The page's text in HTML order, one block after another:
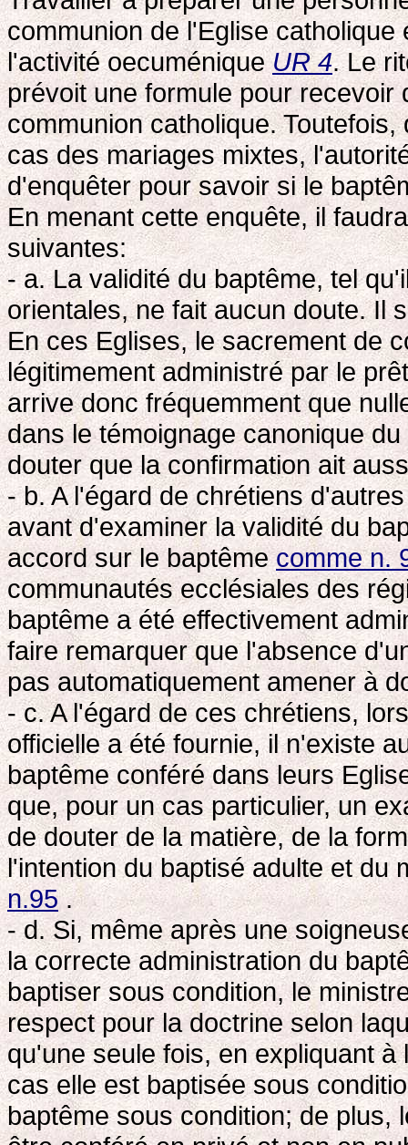
communion de l'Eglise
l'activité oecuméniqueUR 4. Le
prévoit une formule pour
communion catholique.
cas des mariages mixtes,
d'enquêter pour savoir si le
En menant cette enquête, il
suivantes:
- a. La validité du baptême, tel
orientales, ne fait aucun doute. Il
En ces Eglises, le sacrement de
légitimement administré par le
arrive donc fréquemment que
dans le témoignage canonique
douter que la confirmation ait
- b. A l'égard de chrétiens
avant d'examiner la validité du
accord sur le baptêmecomme n.
communautés ecclésiales des
baptême a été effectivement
faire remarquer que l'absence
pas automatiquement amener à
- c. A l'égard de ces chrétiens,
officielle a été fournie, il n'existe
baptême conféré dans leurs
que, pour un cas particulier, un
de douter de la matière, de la
l'intention du baptisé adulte et du
n.95.
- d. Si, même après une
la correcte administration du
baptiser sous condition, le
respect pour la doctrine selon
qu'une seule fois, en expliquant
cas elle est baptisée sous
baptême sous condition; de plus,